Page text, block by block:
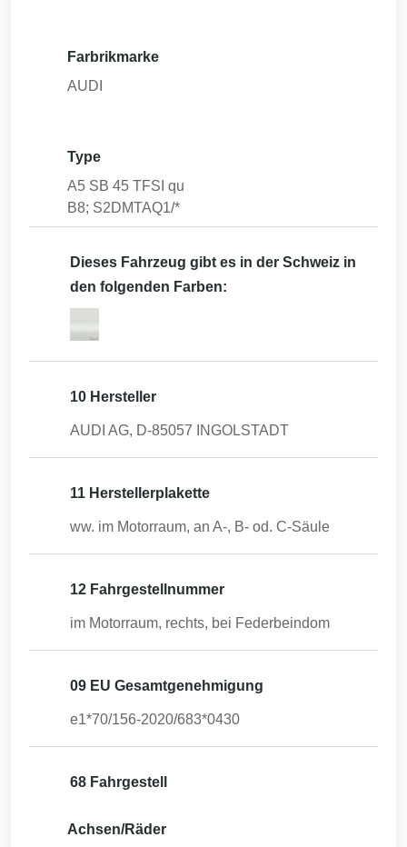
Farbrikmarke
AUDI
Type
A5 SB 45 TFSI qu
B8; S2DMTAQ1/*
Dieses Fahrzeug gibt es in der Schweiz in
den folgenden Farben:
10 Hersteller
AUDI AG, D-85057 INGOLSTADT
11 Herstellerplakette
ww. im Motorraum, an A-, B- od. C-Säule
12 Fahrgestellnummer
im Motorraum, rechts, bei Federbeindom
09 EU Gesamtgenehmigung
e1*70/156-2020/683*0430
68 Fahrgestell
Achsen/Räder